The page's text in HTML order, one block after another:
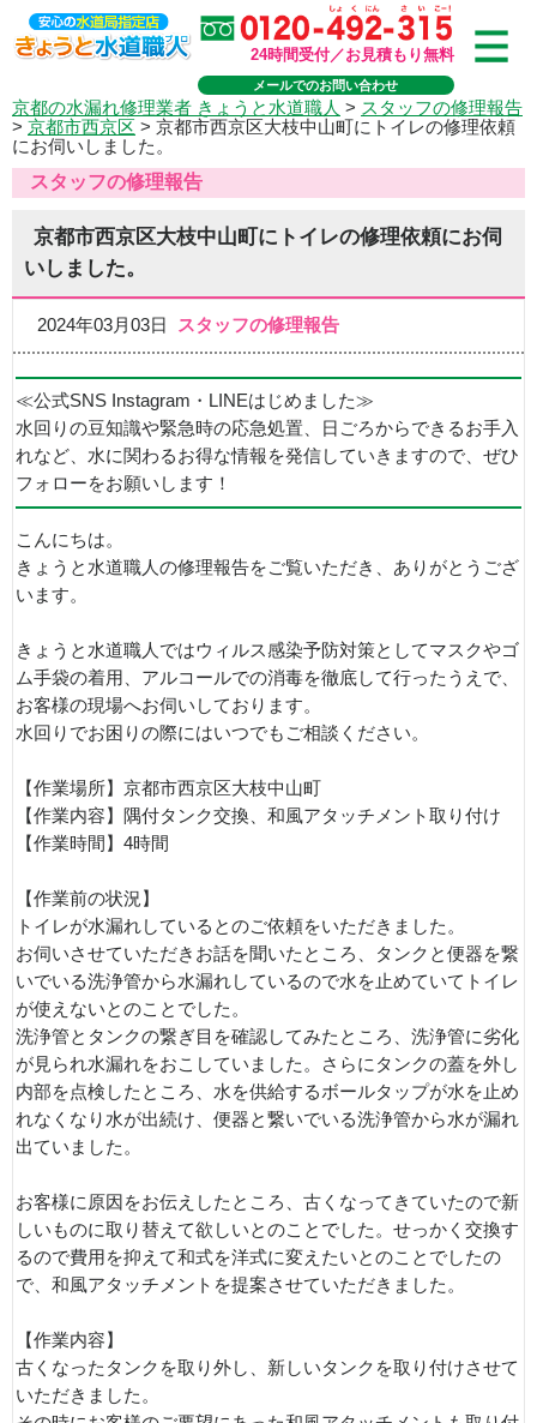
24時間受付／お見積もり無料
メールでのお問い合わせ
京都の水漏れ修理業者 きょうと水道職人 > スタッフの修理報告
> 京都市西京区 > 京都市西京区大枝中山町にトイレの修理依頼
にお伺いしました。
スタッフの修理報告
京都市西京区大枝中山町にトイレの修理依頼にお伺
いしました。
2024年03月03日 スタッフの修理報告
≪公式SNS Instagram・LINEはじめました≫
水回りの豆知識や緊急時の応急処置、日ごろからできるお手入
れなど、水に関わるお得な情報を発信していきますので、ぜひ
フォローをお願いします！
こんにちは。
きょうと水道職人の修理報告をご覧いただき、ありがとうござ
います。
きょうと水道職人ではウィルス感染予防対策としてマスクやゴ
ム手袋の着用、アルコールでの消毒を徹底して行ったうえで、
お客様の現場へお伺いしております。
水回りでお困りの際にはいつでもご相談ください。
【作業場所】京都市西京区大枝中山町
【作業内容】隅付タンク交換、和風アタッチメント取り付け
【作業時間】4時間
【作業前の状況】
トイレが水漏れしているとのご依頼をいただきました。
お伺いさせていただきお話を聞いたところ、タンクと便器を繋
いでいる洗浄管から水漏れしているので水を止めていてトイレ
が使えないとのことでした。
洗浄管とタンクの繋ぎ目を確認してみたところ、洗浄管に劣化
が見られ水漏れをおこしていました。さらにタンクの蓋を外し
内部を点検したところ、水を供給するボールタップが水を止め
れなくなり水が出続け、便器と繋いでいる洗浄管から水が漏れ
出ていました。
お客様に原因をお伝えしたところ、古くなってきていたので新
しいものに取り替えて欲しいとのことでした。せっかく交換す
るので費用を抑えて和式を洋式に変えたいとのことでしたの
で、和風アタッチメントを提案させていただきました。
【作業内容】
古くなったタンクを取り外し、新しいタンクを取り付けさせて
いただきました。